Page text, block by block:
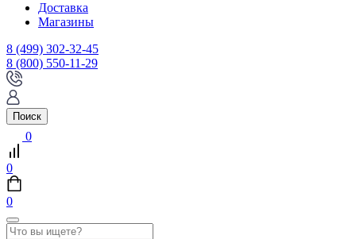
Доставка
Магазины
8 (499) 302-32-45
8 (800) 550-11-29
Поиск
0
0
0